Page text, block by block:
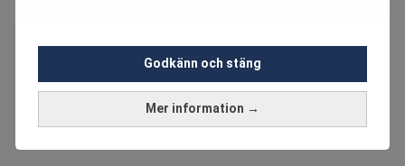
Mer information →
Godkänn och stäng